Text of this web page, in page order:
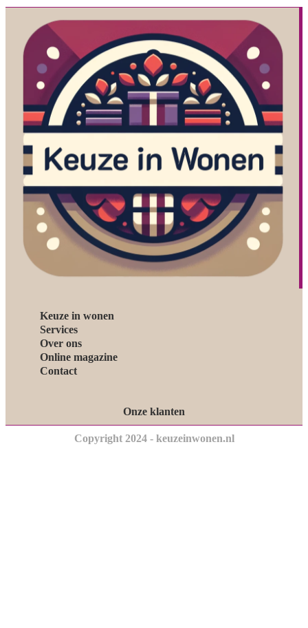
Keuze in wonen
Services
Over ons
Online magazine
Contact
Onze klanten
Copyright 2024 - keuzeinwonen.nl